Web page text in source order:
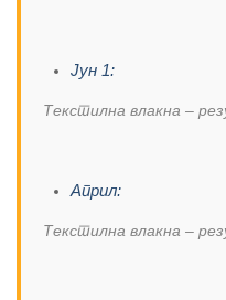
Јун 1:
Текстилна влакна –
Април:
Текстилна влакна –